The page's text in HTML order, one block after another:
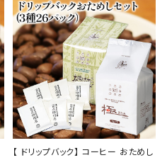
【 ドリップバック】 コーヒー おためし